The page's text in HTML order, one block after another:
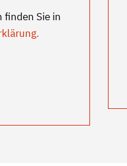
Sie in